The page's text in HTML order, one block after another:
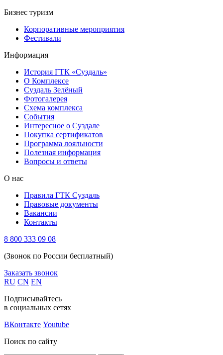
Бизнес туризм
Корпоративные мероприятия
Фестивали
Информация
История ГТК «Суздаль»
О Комплексе
Суздаль Зелёный
Фотогалерея
Схема комплекса
Cобытия
Интересное о Суздале
Покупка сертификатов
Программа лояльности
Полезная информация
Вопросы и ответы
О нас
Правила ГТК Суздаль
Правовые документы
Вакансии
Контакты
8 800 333 09 08
(Звонок по России бесплатный)
Заказать звонок
RU CN EN
Подписывайтесь
в социальных сетях
ВКонтакте Youtube
Поиск по сайту